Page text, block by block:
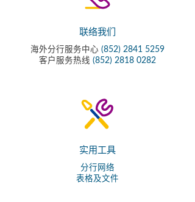
联络我们
海外分行服务中心 (852) 2841 5259
客户服务热线 (852) 2818 0282
实用工具
分行网络
表格及文件